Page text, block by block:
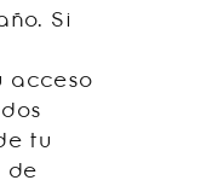
Si
acceso
tu
de